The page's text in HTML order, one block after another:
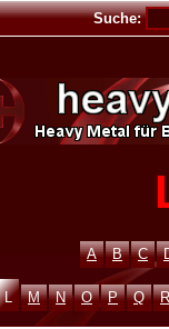
Suche:
A B C
L M N O P Q R